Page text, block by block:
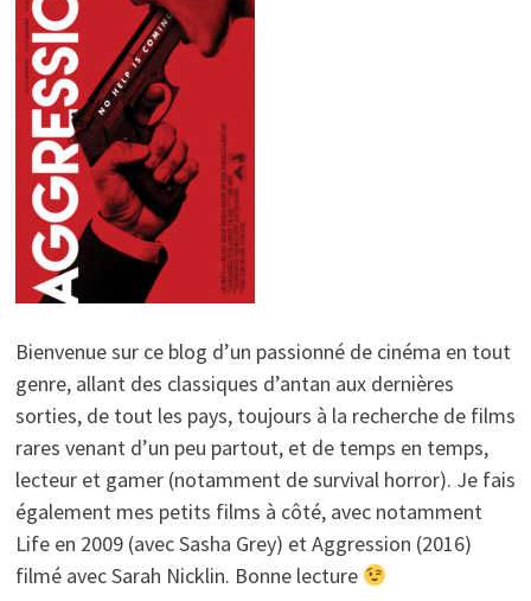
Bienvenue sur ce blog d’un passionné de cinéma en tout
genre, allant des classiques d’antan aux dernières
sorties, de tout les pays, toujours à la recherche de films
rares venant d’un peu partout, et de temps en temps,
lecteur et gamer (notamment de survival horror). Je fais
également mes petits films à côté, avec notamment
Life en 2009 (avec Sasha Grey) et Aggression (2016)
filmé avec Sarah Nicklin. Bonne lecture